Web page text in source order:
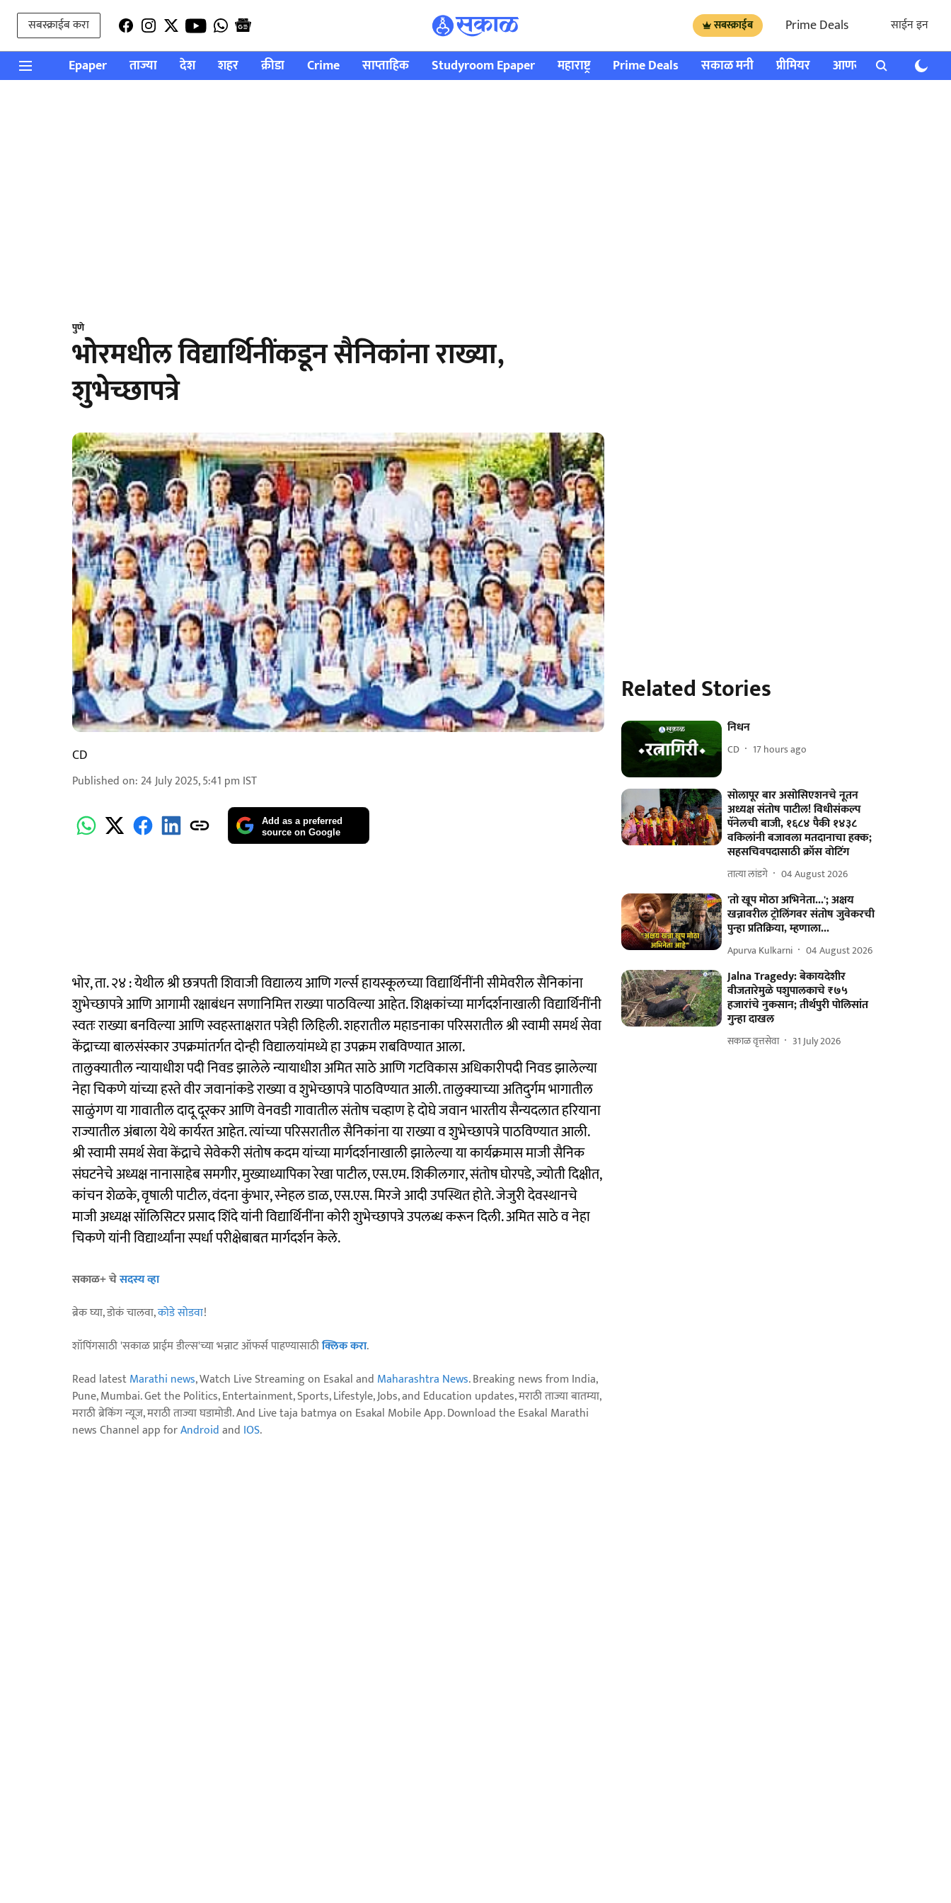
सबस्क्राईब करा सबस्क्राईब Prime Deals साईन इन
Epaper ताज्या देश शहर क्रीडा Crime साप्ताहिक Studyroom Epaper महाराष्ट्र Prime Deals सकाळ मनी प्रीमियर आणखी राशी भविष्य
पुणे
भोरमधील विद्यार्थिनींकडून सैनिकांना राख्या,
शुभेच्छापत्रे
CD
Published on: 24 July 2025, 5:41 pm IST
Add as a preferred
source on Google
भोर, ता. २४ : येथील श्री छत्रपती शिवाजी विद्यालय आणि गर्ल्स हायस्कूलच्या विद्यार्थिनींनी सीमेवरील सैनिकांना
शुभेच्छापत्रे आणि आगामी रक्षाबंधन सणानिमित्त राख्या पाठविल्या आहेत. शिक्षकांच्या मार्गदर्शनाखाली विद्यार्थिनींनी
स्वतः राख्या बनविल्या आणि स्वहस्ताक्षरात पत्रेही लिहिली. शहरातील महाडनाका परिसरातील श्री स्वामी समर्थ सेवा
केंद्राच्या बालसंस्कार उपक्रमांतर्गत दोन्ही विद्यालयांमध्ये हा उपक्रम राबविण्यात आला.
तालुक्यातील न्यायाधीश पदी निवड झालेले न्यायाधीश अमित साठे आणि गटविकास अधिकारीपदी निवड झालेल्या
नेहा चिकणे यांच्या हस्ते वीर जवानांकडे राख्या व शुभेच्छापत्रे पाठविण्यात आली. तालुक्याच्या अतिदुर्गम भागातील
साळुंगण या गावातील दादू दूरकर आणि वेनवडी गावातील संतोष चव्हाण हे दोघे जवान भारतीय सैन्यदलात हरियाना
राज्यातील अंबाला येथे कार्यरत आहेत. त्यांच्या परिसरातील सैनिकांना या राख्या व शुभेच्छापत्रे पाठविण्यात आली.
श्री स्वामी समर्थ सेवा केंद्राचे सेवेकरी संतोष कदम यांच्या मार्गदर्शनाखाली झालेल्या या कार्यक्रमास माजी सैनिक
संघटनेचे अध्यक्ष नानासाहेब समगीर, मुख्याध्यापिका रेखा पाटील, एस.एम. शिकीलगार, संतोष घोरपडे, ज्योती दिक्षीत,
कांचन शेळके, वृषाली पाटील, वंदना कुंभार, स्नेहल डाळ, एस.एस. मिरजे आदी उपस्थित होते. जेजुरी देवस्थानचे
माजी अध्यक्ष सॉलिसिटर प्रसाद शिंदे यांनी विद्यार्थिनींना कोरी शुभेच्छापत्रे उपलब्ध करून दिली. अमित साठे व नेहा
चिकणे यांनी विद्यार्थ्यांना स्पर्धा परीक्षेबाबत मार्गदर्शन केले.
सकाळ+ चेसदस्य व्हा
ब्रेक घ्या, डोकं चालवा,कोडे सोडवा!
शॉपिंगसाठी 'सकाळ प्राईम डील्स'च्या भन्नाट ऑफर्स पाहण्यासाठीक्लिक करा.
Read latestMarathi news, Watch Live Streaming on Esakal and Maharashtra News. Breaking news from India,
Pune, Mumbai. Get the Politics, Entertainment, Sports, Lifestyle, Jobs, and Education updates, मराठी ताज्या बातम्या,
मराठी ब्रेकिंग न्यूज, मराठी ताज्या घडामोडी. And Live taja batmya on Esakal Mobile App. Download the Esakal Marathi
news Channel app forAndroidand IOS.
Related Stories
निधन
CD 17 hours ago
सोलापूर बार असोसिएशनचे नूतन
अध्यक्ष संतोष पाटील! विधीसंकल्प
पॅनेलची बाजी, १६८४ पैकी १४३८
वकिलांनी बजावला मतदानाचा हक्क;
सहसचिवपदासाठी क्रॉस वोटिंग
तात्या लांडगे 04 August 2026
'तो खूप मोठा अभिनेता...'; अक्षय
खन्नावरील ट्रोलिंगवर संतोष जुवेकरची
पुन्हा प्रतिक्रिया, म्हणाला...
Apurva Kulkarni 04 August 2026
Jalna Tragedy: बेकायदेशीर
वीजतारेमुळे पशुपालकाचे ₹७५
हजारांचे नुकसान; तीर्थपुरी पोलिसांत
गुन्हा दाखल
सकाळ वृत्तसेवा 31 July 2026